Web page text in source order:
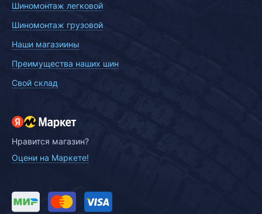
Шиномонтаж легковой
Шиномонтаж грузовой
Наши магазиины
Преимущества наших шин
Свой склад
Нравится магазин?
Оцени на Маркете!